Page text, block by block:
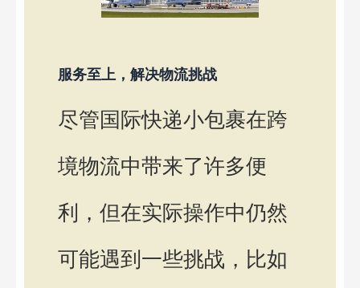
服务至上，解决物流挑战
尽管国际快递小包裹在跨
境物流中带来了许多便
利，但在实际操作中仍然
可能遇到一些挑战，比如